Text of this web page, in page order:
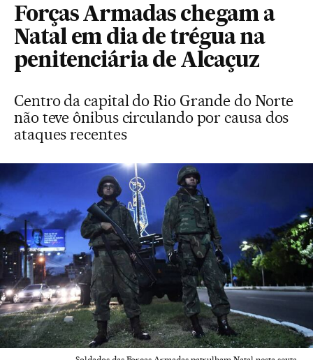
Forças Armadas chegam a
Natal em dia de trégua na
penitenciária de Alcaçuz
Centro da capital do Rio Grande do Norte
não teve ônibus circulando por causa dos
ataques recentes